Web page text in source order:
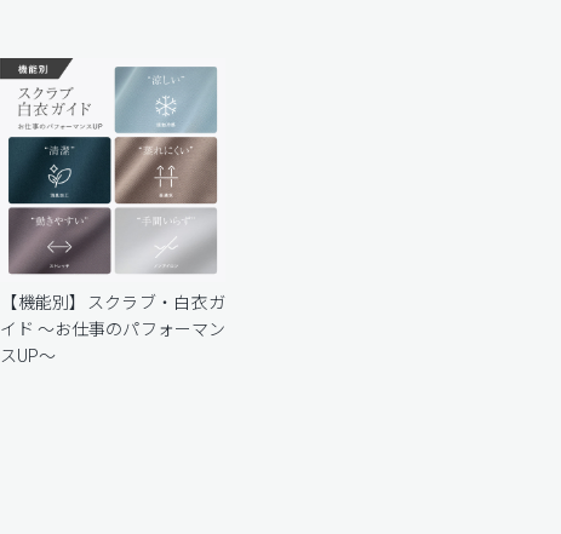
【機能別】スクラブ・白衣ガ
イド 〜お仕事のパフォーマン
スUP〜